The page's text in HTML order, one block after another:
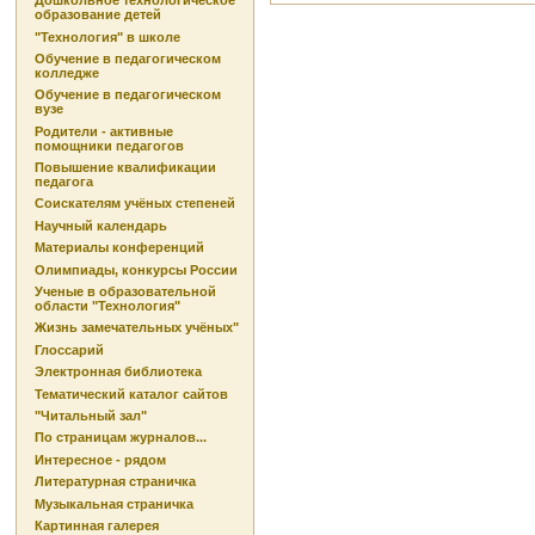
образование детей
"Технология" в школе
Обучение в педагогическом
колледже
Обучение в педагогическом
вузе
Родители - активные
помощники педагогов
Повышение квалификации
педагога
Соискателям учёных степеней
Научный календарь
Материалы конференций
Олимпиады, конкурсы России
Ученые в образовательной
области "Технология"
Жизнь замечательных учёных"
Глоссарий
Электронная библиотека
Тематический каталог сайтов
"Читальный зал"
По страницам журналов...
Интересное - рядом
Литературная страничка
Музыкальная страничка
Картинная галерея